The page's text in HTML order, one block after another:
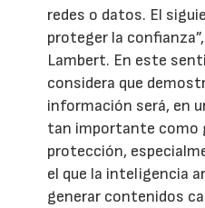
redes o datos. El
proteger la
Lambert. En este
considera que
información será, en
tan importante como
protección,
el que la inteligencia
generar contenidos